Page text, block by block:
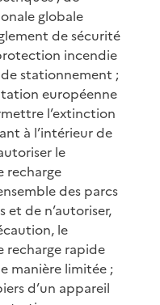
globale
de sécurité
incendie
de stationnement ;
européenne
l’extinction
à l’intérieur de
le
recharge
des parcs
de n’autoriser,
le
recharge rapide
manière limitée ;
d’un appareil